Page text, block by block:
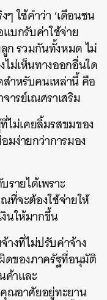
ใช้คำว่า ‘เดือนชน
แบกรับค่าใช้จ่าย
ก รวมกันทั้งหมด ไม่
ม่เห็นทางออกอื่นใด
ำหรับคนเหล่านี้ คือ
ารย์เณศราเสริม
ม่เคยลิ้มรสขมของ
มง่ายกว่าการมอง
ายได้เพราะ
ที่จะต้องใช้จ่ายให้
นให้มากขึ้น
างที่ไม่ปรับค่าจ้าง
ดของภาครัฐที่อนุมัติ
ค้าและ
ณอาศัยอยู่ทะยาน